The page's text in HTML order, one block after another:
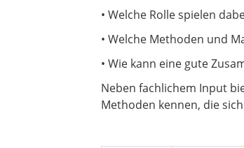
• Welche Rolle spielen
• Welche Methoden und
• Wie kann eine gute
Neben fachlichem Input
Methoden kennen, die